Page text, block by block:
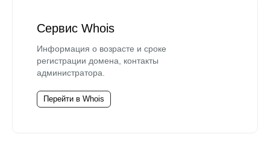
Сервис Whois
Информация о возрасте и сроке
регистрации домена, контакты
администратора.
Перейти в Whois